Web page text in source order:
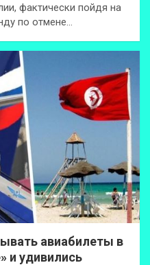
фактически пойдя на
по отмене…
авиабилеты в
и удивились